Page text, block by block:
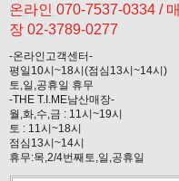
온라인 070-7537-0334 / 매
장 02-3789-0277
-온라인고객센터-
평일10시~18시(점심13시~14시)
토,일,공휴일 휴무
-THE T.I.ME남산매장-
월,화,수,금 : 11시~19시
토 : 11시~18시
점심13시~14시
휴무:목,2/4번째토,일,공휴일